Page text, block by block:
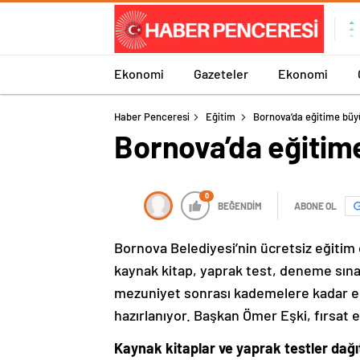
Ekonomi Gazeteler Ekonomi
Haber Penceresi Eğitim Bornova’da eğitime
Bornova’da
0
BEĞENDİM ABONE OL
Bornova Belediyesi’nin ücretsiz eğitim
kaynak kitap, yaprak test, deneme
mezuniyet sonrası kademelere kadar
hazırlanıyor. Başkan Ömer Eşki,
Kaynak kitaplar ve yaprak testler